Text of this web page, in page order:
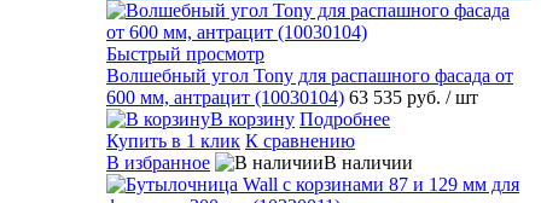
Быстрый просмотр
Волшебный угол Tony для распашного фасада от
600 мм, антрацит (10030104) 63 535 руб. / шт
В корзину Подробнее
Купить в 1 клик К сравнению
В избранное
В наличии